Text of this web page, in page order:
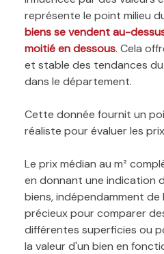
représente le point milieu
biens se vendent au-
moitié en dessous. Cela
et stable des tendances
dans le département.
Cette donnée fournit un
réaliste pour évaluer les
Le prix médian au m²
en donnant une indication
biens, indépendamment de
précieux pour comparer
différentes superficies ou
la valeur d'un bien en